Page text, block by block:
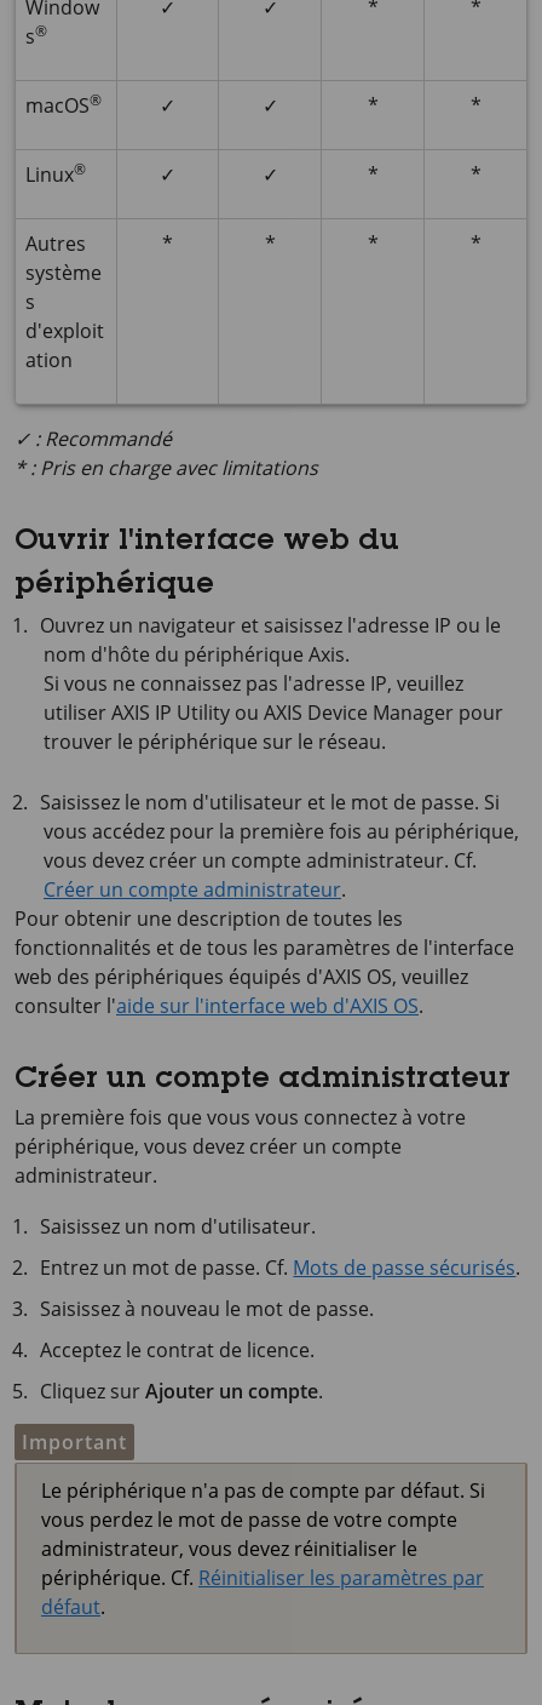
Window
s®
✓ ✓ * *
macOS® ✓ ✓ * *
Linux® ✓ ✓ * *
Autres
système
s
d'exploit
ation
* * * *
✓ : Recommandé
* : Pris en charge avec limitations
Ouvrir l'interface web du
périphérique
Ouvrez un navigateur et saisissez l'adresse IP ou le
nom d'hôte du périphérique Axis.
Si vous ne connaissez pas l'adresse IP, veuillez
utiliserAXIS IP Utility ou AXIS Device Manager pour
trouver le périphérique sur le réseau.
Saisissez le nom d'utilisateur et le mot de passe. Si
vous accédez pour la première fois au périphérique,
vous devez créer un compte administrateur. Cf.
Créer un compte administrateur.
Pour obtenir une description de toutes les
fonctionnalités et de tous les paramètres de l'interface
web des périphériques équipés d'AXIS OS, veuillez
consulter l'aide sur l'interface web d'AXIS OS.
Créer un compte administrateur
La première fois que vous vous connectez à votre
périphérique, vous devez créer un compte
administrateur.
Saisissez un nom d'utilisateur.
Entrez un mot de passe. Cf. Mots de passe sécurisés.
Saisissez à nouveau le mot de passe.
Acceptez le contrat de licence.
Cliquez surAjouter un compte.
Important
Le périphérique n'a pas de compte par défaut. Si
vous perdez le mot de passe de votre compte
administrateur, vous devez réinitialiser le
périphérique. Cf. Réinitialiser les paramètres par
défaut.